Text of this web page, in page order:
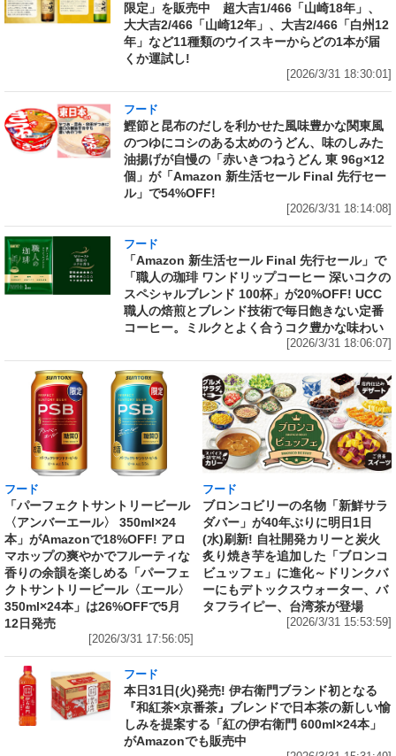
限定」を販売中 超大吉1/466「山崎18年」、
大大吉2/466「山崎12年」、大吉2/466「白州12
年」など11種類のウイスキーからどの1本が届
くか運試し!
[2026/3/31 18:30:01]
フード
鰹節と昆布のだしを利かせた風味豊かな関東風
のつゆにコシのある太めのうどん、味のしみた
油揚げが自慢の「赤いきつねうどん 東 96g×12
個」が「Amazon 新生活セール Final 先行セー
ル」で54%OFF!
[2026/3/31 18:14:08]
フード
「Amazon 新生活セール Final 先行セール」で
「職人の珈琲 ワンドリップコーヒー 深いコクの
スペシャルブレンド 100杯」が20%OFF! UCC
職人の焙煎とブレンド技術で毎日飽きない定番
コーヒー。ミルクとよく合うコク豊かな味わい
[2026/3/31 18:06:07]
フード
「パーフェクトサントリービール
〈アンバーエール〉 350ml×24
本」がAmazonで18%OFF! アロ
マホップの爽やかでフルーティな
香りの余韻を楽しめる「パーフェ
クトサントリービール〈エール〉
350ml×24本」は26%OFFで5月
12日発売
[2026/3/31 17:56:05]
フード
ブロンコビリーの名物「新鮮サラ
ダバー」が40年ぶりに明日1日
(水)刷新! 自社開発カリーと炭火
炙り焼き芋を追加した「ブロンコ
ビュッフェ」に進化～ドリンクバ
ーにもデトックスウォーター、バ
タフライピー、台湾茶が登場
[2026/3/31 15:53:59]
フード
本日31日(火)発売! 伊右衛門ブランド初となる
『和紅茶×京番茶』ブレンドで日本茶の新しい愉
しみを提案する「紅の伊右衛門 600ml×24本」
がAmazonでも販売中